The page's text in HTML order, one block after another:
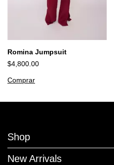
Romina Jumpsuit
$4,800.00
Comprar
Shop
New Arrivals